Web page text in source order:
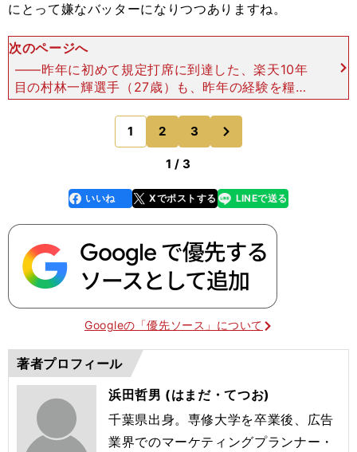
にとって嫌なバッターになりつつありますね。
次のページへ
――昨年に初めて規定打席に到達した、楽天10年
目の村林一輝選手（27歳）も、昨年の経験を糧に
打率リーグ２位の.316とハイアベレージを残してい
ます。高木 やはり昨年の経験が大きいでしょう
ね。バットが
1 2 3
1 / 3
faceboo
k
いいね Xでポストする
line LINEで送る
Googleの「優先ソース」について
著者プロフィール
浜田哲男 (はまだ・てつお)
千葉県出身。専修大学を卒業後、広告
業界でのマーケティングプランナー・